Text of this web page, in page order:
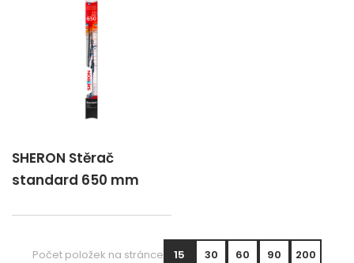
SHERON Stěrač
standard 650 mm
Počet položek na stránce 15 30 60 90 200